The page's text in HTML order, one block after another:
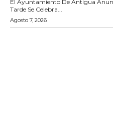
El Ayuntamiento De Antigua
Tarde Se Celebra...
Agosto 7, 2026